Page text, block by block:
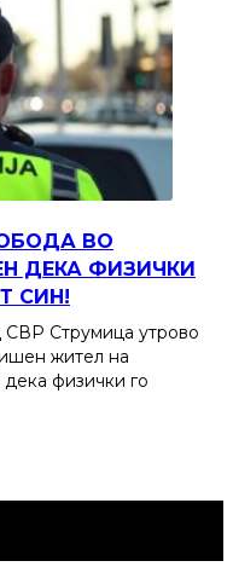
ВО
ДЕКА ФИЗИЧКИ
СИН!
Струмица утрово
жител на
дека физички го